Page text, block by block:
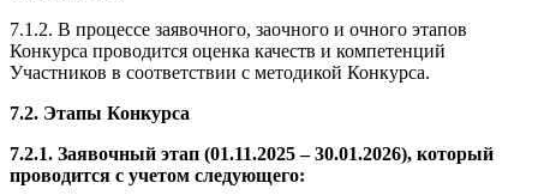
7.1.2. В процессе заявочного, заочного и очного этапов
Конкурса проводится оценка качеств и компетенций
Участников в соответствии с методикой Конкурса.
7.2. Этапы Конкурса
7.2.1. Заявочный этап (01.11.2025 – 30.01.2026), который
проводится с учетом следующего: